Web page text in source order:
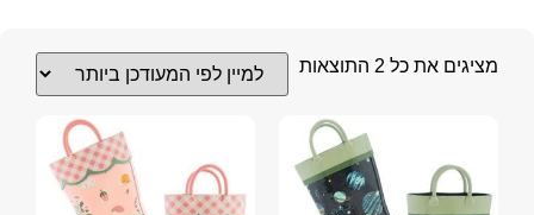
מציגים את כל ⁦2⁩ התוצאות